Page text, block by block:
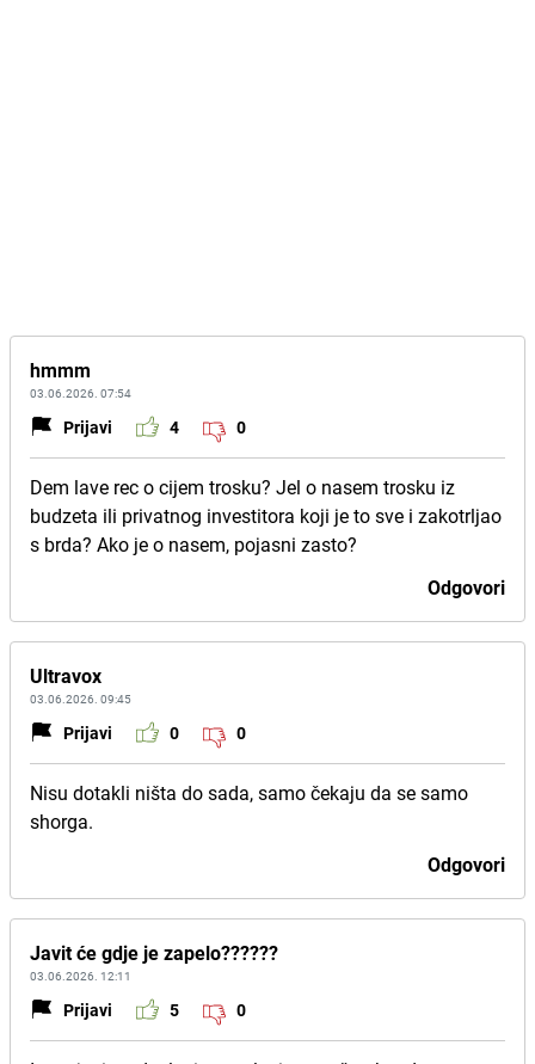
hmmm
03.06.2026. 07:54
Prijavi 4 0
Dem lave rec o cijem trosku? Jel o nasem trosku iz
budzeta ili privatnog investitora koji je to sve i zakotrljao
s brda? Ako je o nasem, pojasni zasto?
Odgovori
Ultravox
03.06.2026. 09:45
Prijavi 0 0
Nisu dotakli ništa do sada, samo čekaju da se samo
shorga.
Odgovori
Javit će gdje je zapelo??????
03.06.2026. 12:11
Prijavi 5 0